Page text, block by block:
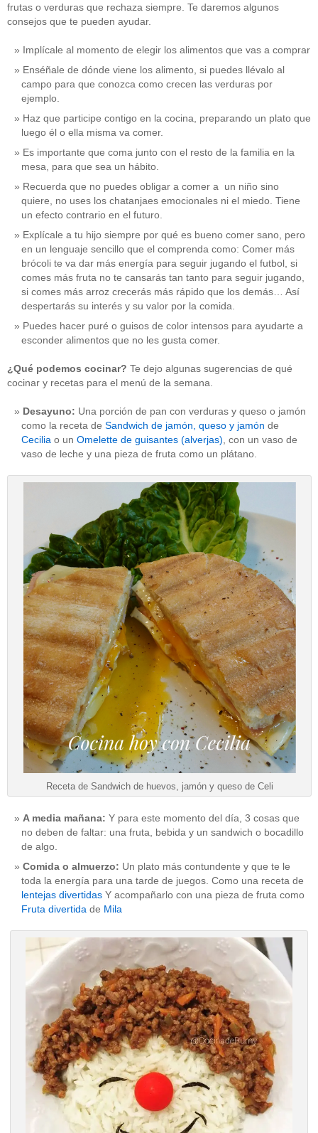
frutas o verduras que rechaza siempre. Te daremos algunos
consejos que te pueden ayudar.
Implícale al momento de elegir los alimentos que vas a comprar
Enséñale de dónde viene los alimento, si puedes llévalo al
campo para que conozca como crecen las verduras por
ejemplo.
Haz que participe contigo en la cocina, preparando un plato que
luego él o ella misma va comer.
Es importante que coma junto con el resto de la familia en la
mesa, para que sea un hábito.
Recuerda que no puedes obligar a comer a un niño sino
quiere, no uses los chatanjaes emocionales ni el miedo. Tiene
un efecto contrario en el futuro.
Explícale a tu hijo siempre por qué es bueno comer sano, pero
en un lenguaje sencillo que el comprenda como: Comer más
brócoli te va dar más energía para seguir jugando el futbol, si
comes más fruta no te cansarás tan tanto para seguir jugando,
si comes más arroz crecerás más rápido que los demás… Así
despertarás su interés y su valor por la comida.
Puedes hacer puré o guisos de color intensos para ayudarte a
esconder alimentos que no les gusta comer.
¿Qué podemos cocinar? Te dejo algunas sugerencias de qué
cocinar y recetas para el menú de la semana.
Desayuno: Una porción de pan con verduras y queso o jamón
como la receta de Sandwich de jamón, queso y jamón de
Cecilia o un Omelette de guisantes (alverjas), con un vaso de
vaso de leche y una pieza de fruta como un plátano.
Receta de Sandwich de huevos, jamón y queso de Celi
A media mañana: Y para este momento del día, 3 cosas que
no deben de faltar: una fruta, bebida y un sandwich o bocadillo
de algo.
Comida o almuerzo: Un plato más contundente y que te le
toda la energía para una tarde de juegos. Como una receta de
lentejas divertidas Y acompañarlo con una pieza de fruta como
Fruta divertida de Mila